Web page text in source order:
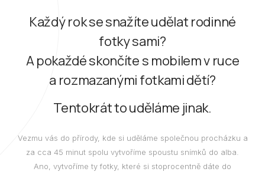
Každý rok se snažíte udělat rodinné
fotky sami?
A pokaždé skončíte s mobilem v ruce
a rozmazanými fotkami dětí?
Tentokrát to uděláme jinak.
Vezmu vás do přírody, kde si uděláme společnou procházku a
za cca 45 minut spolu vytvoříme spoustu snímků do alba.
Ano, vytvoříme ty fotky, které si stoprocentně dáte do